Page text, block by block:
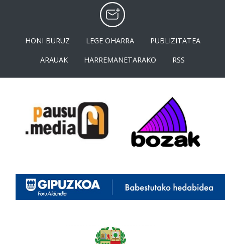
HONI BURUZ LEGE OHARRA
PUBLIZITATEA
ARAUAK
HARREMANETARAKO RSS